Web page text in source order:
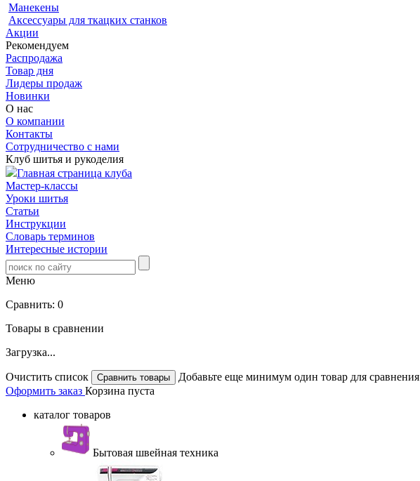
Манекены
Аксессуары для ткацких станков
Акции
Рекомендуем
Распродажа
Товар дня
Лидеры продаж
Новинки
О нас
О компании
Контакты
Сотрудничество с нами
Клуб шитья и рукоделия
Главная страница клуба
Мастер-классы
Уроки шитья
Статьи
Инструкции
Словарь терминов
Интересные истории
Меню
Сравнить: 0
Товары в сравнении
Загрузка...
Очистить список
Добавьте еще минимум один товар для сравнения
Оформить заказ Корзина пуста
каталог товаров
Бытовая швейная техника